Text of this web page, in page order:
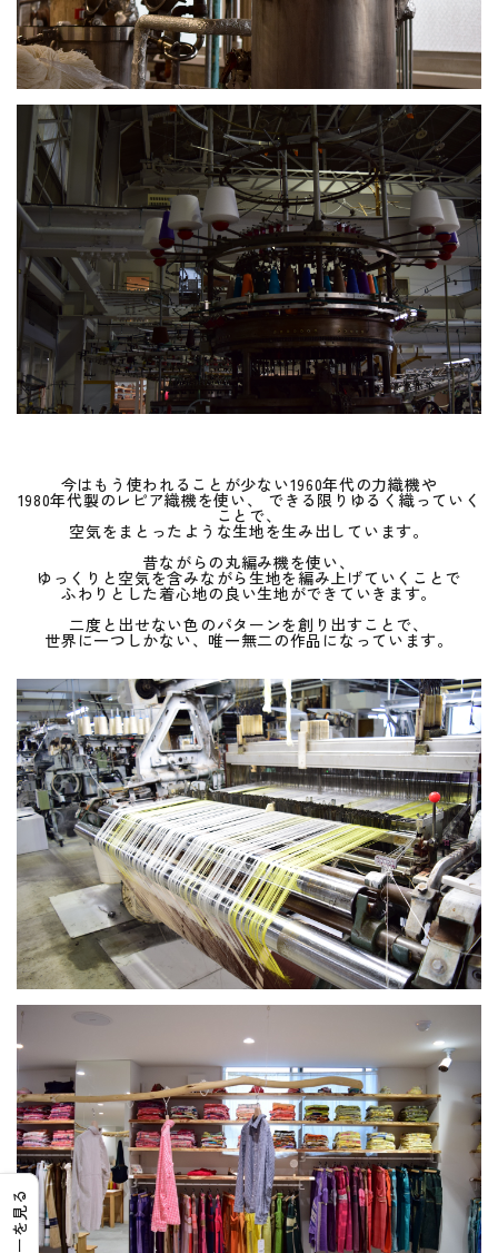
今はもう使われることが少ない1960年代の力織機や
1980年代製のレピア織機を使い、 できる限りゆるく織っていく
ことで、
空気をまとったような生地を生み出しています。
昔ながらの丸編み機を使い、
ゆっくりと空気を含みながら生地を編み上げていくことで
ふわりとした着心地の良い生地ができていきます。
二度と出せない色のパターンを創り出すことで、
世界に一つしかない、唯一無二の作品になっています。